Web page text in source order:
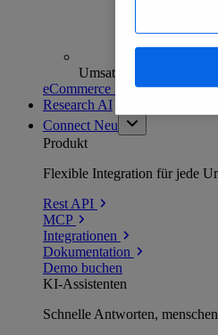
Umsatzanalysen und -
eCommerce Insights
Research AI
Connect Neu
Produkt
Flexible Integration für jede
Rest API
MCP
Integrationen
Dokumentation
Demo buchen
KI-Assistenten
Schnelle Antworten,